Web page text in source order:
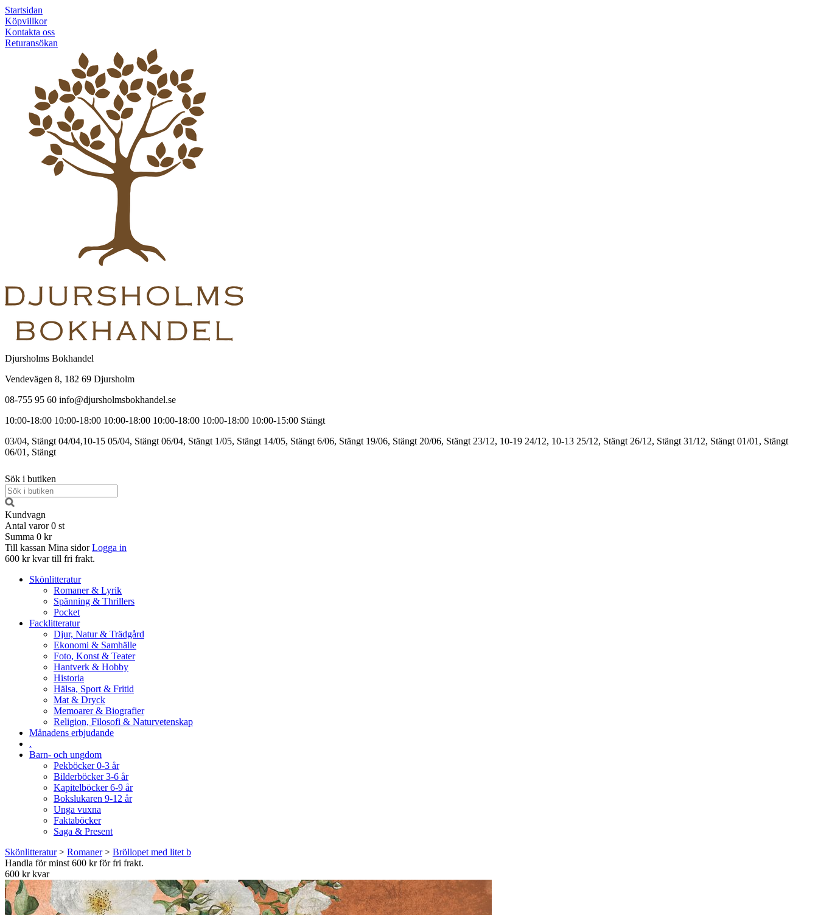
Startsidan
Köpvillkor
Kontakta oss
Returansökan
Djursholms Bokhandel
Vendevägen 8, 182 69 Djursholm
08-755 95 60 info@djursholmsbokhandel.se
10:00-18:00 10:00-18:00 10:00-18:00 10:00-18:00 10:00-18:00 10:00-15:00 Stängt
03/04, Stängt 04/04,10-15 05/04, Stängt 06/04, Stängt 1/05, Stängt 14/05, Stängt 6/06, Stängt 19/06, Stängt 20/06, Stängt 23/12, 10-19 24/12, 10-13 25/12, Stängt 26/12, Stängt 31/12, Stängt 01/01, Stängt
06/01, Stängt
Sök i butiken
Kundvagn
Antal varor 0 st
Summa 0 kr
Till kassan Mina sidor Logga in
600 kr kvar till fri frakt.
Skönlitteratur
Romaner & Lyrik
Spänning & Thrillers
Pocket
Facklitteratur
Djur, Natur & Trädgård
Ekonomi & Samhälle
Foto, Konst & Teater
Hantverk & Hobby
Historia
Hälsa, Sport & Fritid
Mat & Dryck
Memoarer & Biografier
Religion, Filosofi & Naturvetenskap
Månadens erbjudande
.
Barn- och ungdom
Pekböcker 0-3 år
Bilderböcker 3-6 år
Kapitelböcker 6-9 år
Bokslukaren 9-12 år
Unga vuxna
Faktaböcker
Saga & Present
Skönlitteratur> Romaner> Bröllopet med litet b
Handla för minst 600 kr för fri frakt.
600 kr kvar